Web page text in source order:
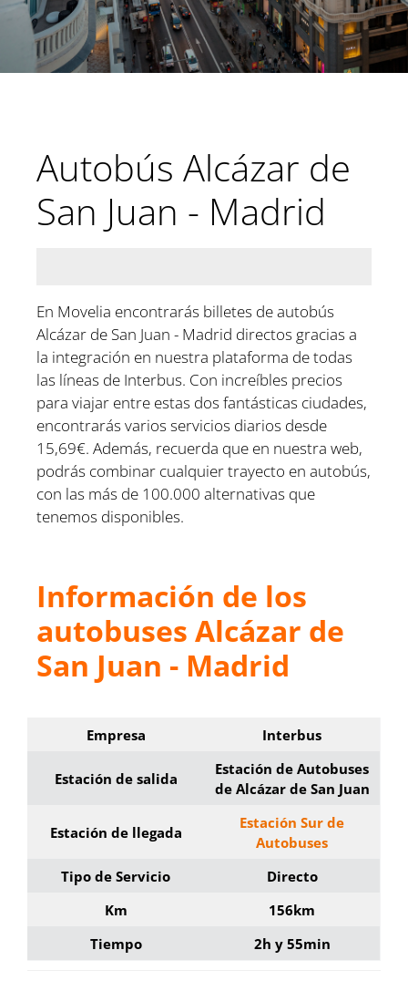
Autobús Alcázar de
San Juan - Madrid
En Movelia encontrarás billetes de autobús
Alcázar de San Juan - Madrid directos gracias a
la integración en nuestra plataforma de todas
las líneas de Interbus. Con increíbles precios
para viajar entre estas dos fantásticas ciudades,
encontrarás varios servicios diarios desde
15,69€. Además, recuerda que en nuestra web,
podrás combinar cualquier trayecto en autobús,
con las más de 100.000 alternativas que
tenemos disponibles.
Información de los
autobuses Alcázar de
San Juan - Madrid
Empresa Interbus
Estación de salida
Estación de Autobuses
de Alcázar de San Juan
Estación de llegada
Estación Sur de
Autobuses
Tipo de Servicio
Directo
Km
156km
Tiempo
2h y 55min